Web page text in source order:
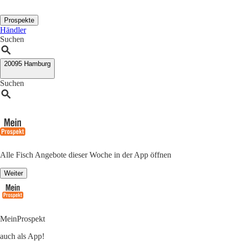
Prospekte
Händler
Suchen
20095 Hamburg
Suchen
Alle Fisch Angebote dieser Woche in der App öffnen
Weiter
MeinProspekt
auch als App!